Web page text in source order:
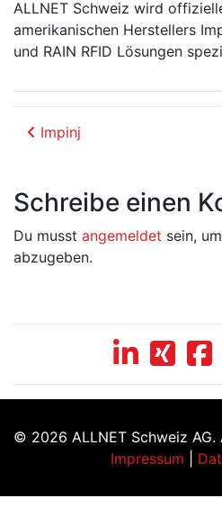
ALLNET Schweiz wird
amerikanischen Herstellers
und RAIN RFID Lösungen
Beitrags-
Impinj
Schreibe einen
Du musst angemeldet sein,
abzugeben.
© 2026 ALLNET Schweiz AG.
Impressum